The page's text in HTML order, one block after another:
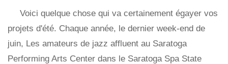
Voici quelque chose qui va certainement égayer vos
projets d'été. Chaque année, le dernier week-end de
juin, Les amateurs de jazz affluent au Saratoga
Performing Arts Center dans le Saratoga Spa State